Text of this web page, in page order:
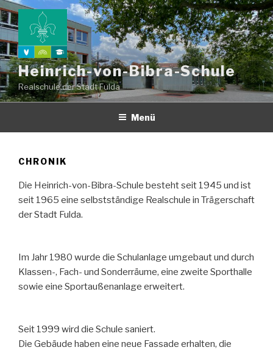
Zum
Inhalt
springen
Heinrich-von-Bibra-Schule
Realschule der Stadt Fulda
Menü
CHRONIK
Die Heinrich-von-Bibra-Schule besteht seit 1945 und ist
seit 1965 eine selbstständige Realschule in Trägerschaft
der Stadt Fulda.
Im Jahr 1980 wurde die Schulanlage umgebaut und durch
Klassen-, Fach- und Sonderräume, eine zweite Sporthalle
sowie eine Sportaußenanlage erweitert.
Seit 1999 wird die Schule saniert.
Die Gebäude haben eine neue Fassade erhalten, die